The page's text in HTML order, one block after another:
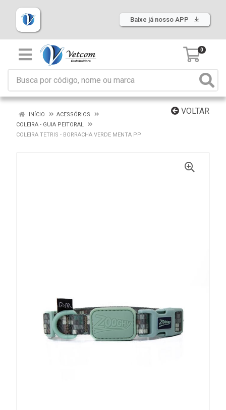
Baixe já nosso APP
0
VOLTAR
INÍCIO
ACESSÓRIOS
COLEIRA - GUIA PEITORAL
COLEIRA TETRIS - BORRACHA VERDE MENTA PP